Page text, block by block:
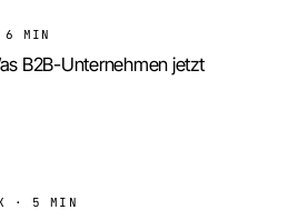
6 MIN
B2B-Unternehmen jetzt
· 5 MIN